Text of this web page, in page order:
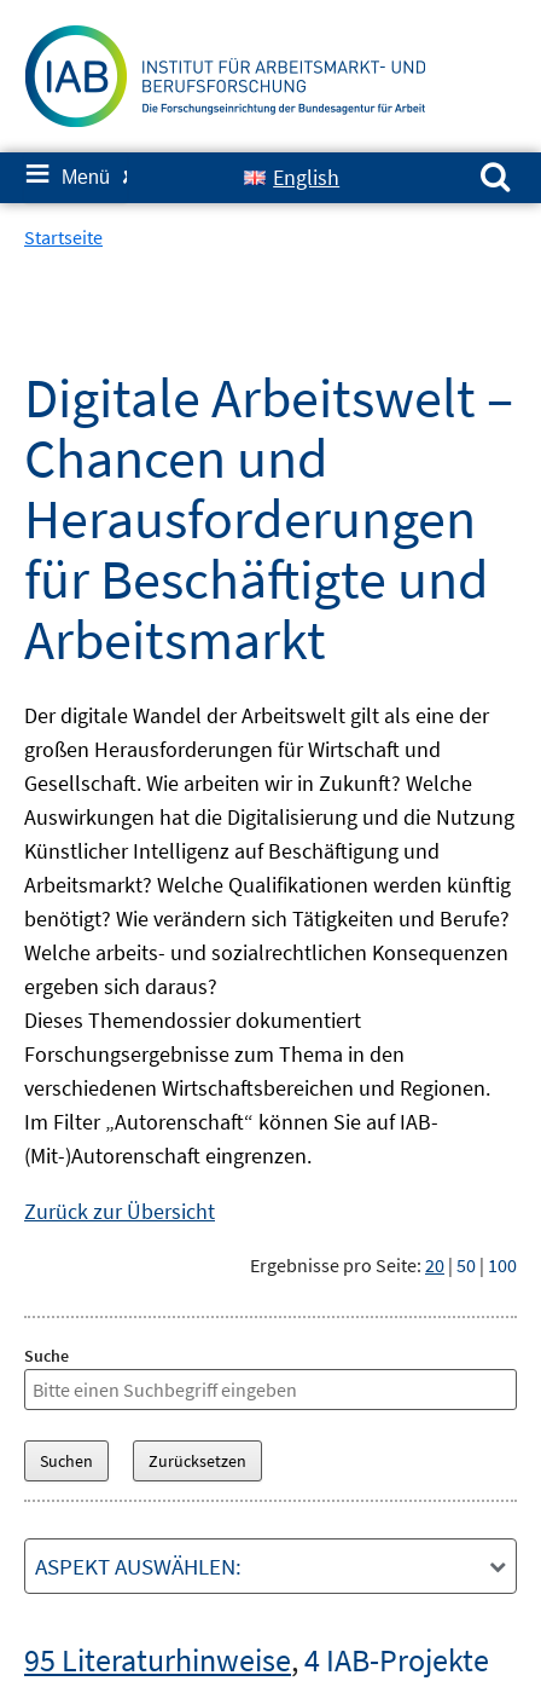
zum
Inhalt
≡ Menü ✘ English
Suchen nach:
Startseite
Digitale Arbeitswelt –
Chancen und
Herausforderungen
für Beschäftigte und
Arbeitsmarkt
Der digitale Wandel der Arbeitswelt gilt als eine der
großen Herausforderungen für Wirtschaft und
Gesellschaft. Wie arbeiten wir in Zukunft? Welche
Auswirkungen hat die Digitalisierung und die Nutzung
Künstlicher Intelligenz auf Beschäftigung und
Arbeitsmarkt? Welche Qualifikationen werden künftig
benötigt? Wie verändern sich Tätigkeiten und Berufe?
Welche arbeits- und sozialrechtlichen Konsequenzen
ergeben sich daraus?
Dieses Themendossier dokumentiert
Forschungsergebnisse zum Thema in den
verschiedenen Wirtschaftsbereichen und Regionen.
Im Filter „Autorenschaft“ können Sie auf IAB-
(Mit-)Autorenschaft eingrenzen.
Zurück zur Übersicht
Ergebnisse pro Seite: 20 | 50 | 100
Suche
ASPEKT AUSWÄHLEN:
95 Literaturhinweise,4 IAB-Projekte